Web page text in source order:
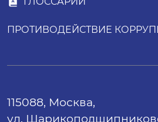
ПРОТИВОДЕЙСТВИЕ
115088, Москва,
ул.